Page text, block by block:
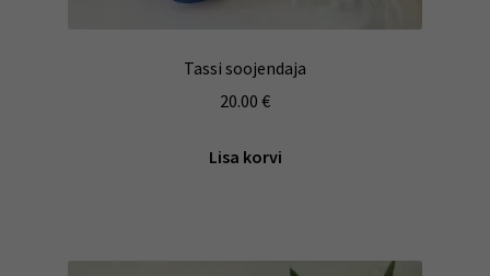
Tassi soojendaja
20.00 €
Lisa korvi